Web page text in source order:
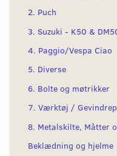
2. Puch
3. Suzuki - K50 &
4. Paggio/Vespa Ciao
5. Diverse
6. Bolte og møtrikker
7. Værktøj / Gevindrep
8. Metalskilte, Måtter
Beklædning og hjelme